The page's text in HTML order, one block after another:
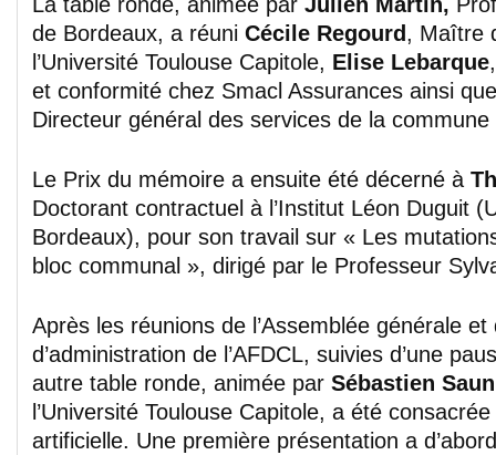
de Bordeaux, a réuni Cécile Regourd , Maître
l’Université Toulouse Capitole, Elise Lebarque
et conformité chez Smacl Assurances ainsi
Directeur général des services de la
Le Prix du mémoire a ensuite été décerné à
Doctorant contractuel à l’Institut Léon Duguit
Bordeaux), pour son travail sur « Les
bloc communal », dirigé par le Professeur
Après les réunions de l’Assemblée générale et
d’administration de l’AFDCL, suivies d’une
autre table ronde, animée par Sébastien
l’Université Toulouse Capitole, a été consacrée
artificielle. Une première présentation a